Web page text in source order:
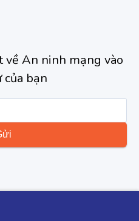
về An ninh mạng vào
của bạn